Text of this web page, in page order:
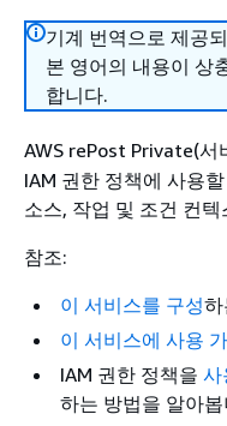
기계 번역으로 제공
본 영어의 내용이 상
합니다.
AWS rePost Private(서
IAM 권한 정책에 사용
소스, 작업 및 조건 컨
참조:
이 서비스를 구성
이 서비스에 사용
IAM 권한 정책을 사
하는 방법을 알아봅